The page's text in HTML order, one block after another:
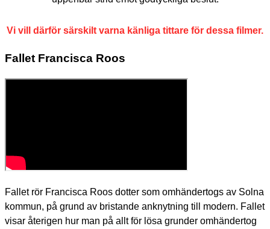
Vi vill därför särskilt varna känliga tittare för dessa filmer.
Fallet Francisca Roos
Fallet rör Francisca Roos dotter som omhändertogs av Solna
kommun, på grund av bristande anknytning till modern. Fallet
visar återigen hur man på allt för lösa grunder omhändertog